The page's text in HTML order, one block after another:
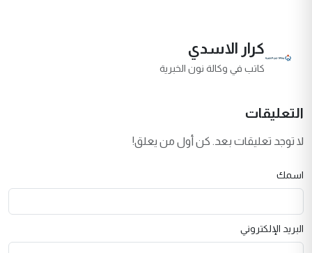
كرار الاسدي
كاتب في وكالة نون الخبرية
التعليقات
لا توجد تعليقات بعد. كن أول من يعلق!
اسمك
البريد الإلكتروني